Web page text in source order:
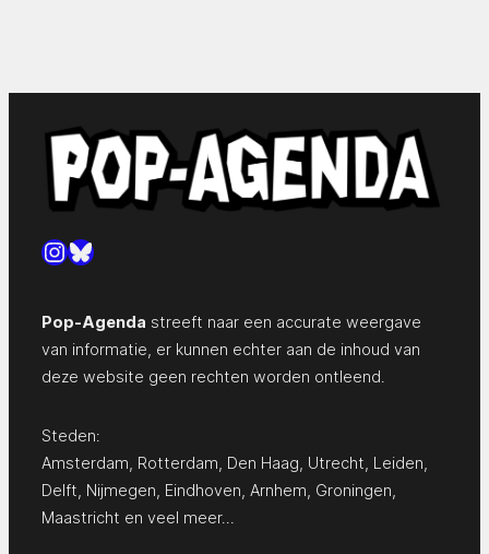
Instagram
Bluesky
Pop-Agenda streeft naar een accurate weergave
van informatie, er kunnen echter aan de inhoud van
deze website geen rechten worden ontleend.
Steden:
Amsterdam Rotterdam Den Haag Utrecht Leiden
Delft Nijmegen Eindhoven Arnhem Groningen
Maastricht en veel meer…